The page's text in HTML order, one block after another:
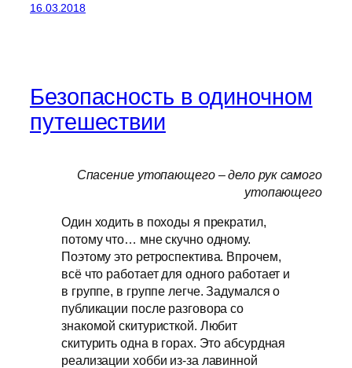
16.03.2018
Безопасность в одиночном
путешествии
Спасение утопающего – дело рук самого
утопающего
Один ходить в походы я прекратил,
потому что… мне скучно одному.
Поэтому это ретроспектива. Впрочем,
всё что работает для одного работает и
в группе, в группе легче. Задумался о
публикации после разговора со
знакомой скитуристкой. Любит
скитурить одна в горах. Это абсурдная
реализации хобби из-за лавинной